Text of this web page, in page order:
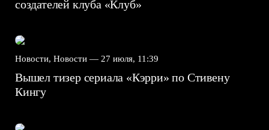
создателей клуба «Клуб»
Новости, Новости — 27 июля, 11:39
Вышел тизер сериала «Кэрри» по Стивену
Кингу